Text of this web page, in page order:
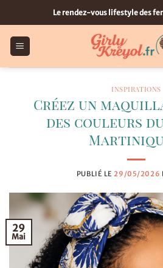
au
contenu
Le rendez-vous lifestyle des
INSPIRATIONS
Créez un
des couleurs
PUBLIÉ LE 29/05/2026
29
Mai